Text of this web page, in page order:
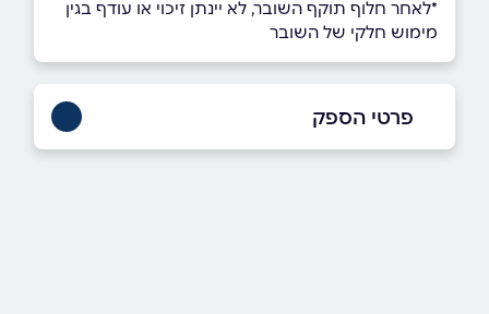
*לאחר חלוף תוקף השובר, לא יינתן זיכוי או עודף בגין
מימוש חלקי של השובר
פרטי הספק